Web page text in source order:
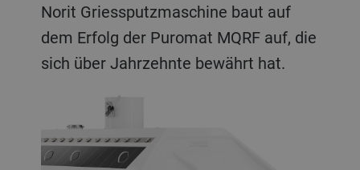
Norit Griessputzmaschine baut auf
dem Erfolg der Puromat MQRF auf, die
sich über Jahrzehnte bewährt hat.